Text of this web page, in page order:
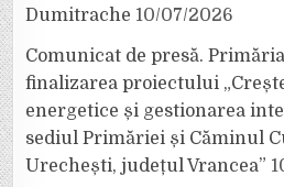
Dumitrache 10/07/2026
Comunicat de presă.
finalizarea proiectului
energetice și gestionarea
sediul Primăriei și Căminul
Urechești, județul Vrancea”